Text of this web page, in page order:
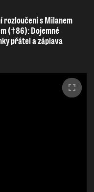
rozloučení s Milanem
(†86): Dojemné
přátel a záplava